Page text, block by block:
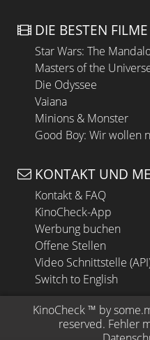
DIE BESTEN FILME
Star Wars: The
Masters of the
Die Odyssee
Vaiana
Minions & Monster
Good Boy: Wir wollen
KONTAKT UND
Kontakt & FAQ
KinoCheck-App
Werbung buchen
Offene Stellen
Video Schnittstelle
Switch to English
KinoCheck ™ by
reserved. Fehler